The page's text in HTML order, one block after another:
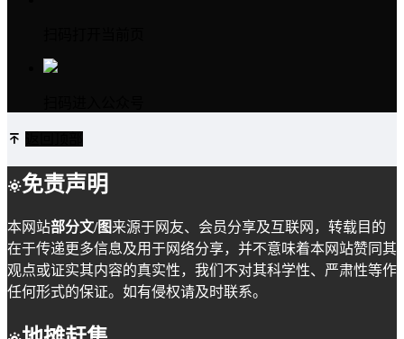
免责声明
本网站部分文/图来源于网友、会员分享及互联网，转载目的
在于传递更多信息及用于网络分享，并不意味着本网站赞同其
观点或证实其内容的真实性，我们不对其科学性、严肃性等作
任何形式的保证。如有侵权请及时联系。